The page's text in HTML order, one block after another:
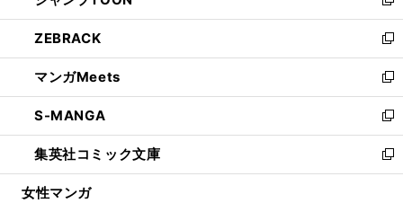
開
く
ウ
で
開
く
ン
ド
ウ
で
開
く
ウ
ィ
ン
ド
ウ
で
開
く
新
し
い
ウ
ィ
ン
ド
ウ
で
開
ZEBRACK
新
し
い
ウ
ィ
ン
ド
ウ
マンガMeets
新
し
い
ウ
ィ
ン
S-MANGA
新
し
い
ウ
集英社コミック文庫
新
し
女性マンガ